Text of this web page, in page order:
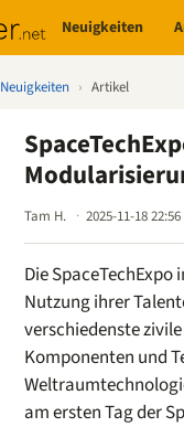
Neuigkeiten
Neuigkeiten › Artikel
Tam H. 2025-11-18 22:56
Die
Nutzung ihrer
verschiedenste
Komponenten und
am ersten Tag der